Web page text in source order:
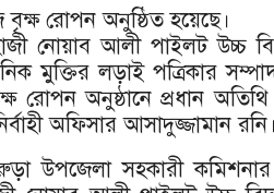
রোপন অনুষ্ঠিত হয়েছে।
নোয়াব আলী পাইলট উচ্চ
মুক্তির লড়াই পত্রিকার
রোপন অনুষ্ঠানে প্রধান
অফিসার আসাদুজ্জামান রনি।
উপজেলা সহকারী